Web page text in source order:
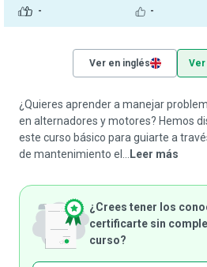
- -
Ver en inglés Ver
¿Quieres aprender a manejar
en alternadores y motores? Hemos
este curso básico para guiarte a
de mantenimiento el...
Leer más
¿Crees tener los
certificarte sin
curso?